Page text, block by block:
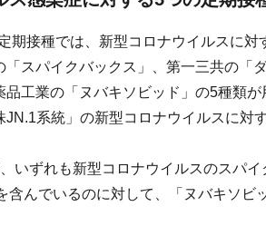
期接種では、新型コロナウイルスに対
「スパイクバックス」、第一三共の「
品工業の「ヌバキソビッド」の5種類
系統」の新型コロナウイルスに対
いずれも新型コロナウイルスのスパ
含んでいるのに対して、「ヌバキソビ